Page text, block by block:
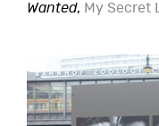
Wanted, My Secret